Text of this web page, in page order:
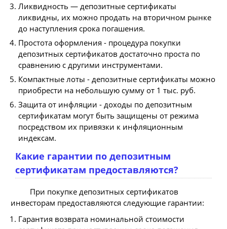
Ликвидность — депозитные сертификаты
ликвидны, их можно продать на вторичном рынке
до наступления срока погашения.
Простота оформления - процедура покупки
депозитных сертификатов достаточно проста по
сравнению с другими инструментами.
Компактные лоты - депозитные сертификаты можно
приобрести на небольшую сумму от 1 тыс. руб.
Защита от инфляции - доходы по депозитным
сертификатам могут быть защищены от режима
посредством их привязки к инфляционным
индексам.
Какие гарантии по депозитным
сертификатам предоставляются?
При покупке депозитных сертификатов
инвесторам предоставляются следующие гарантии:
Гарантия возврата номинальной стоимости